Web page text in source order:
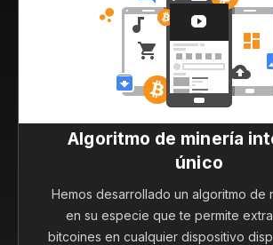
Algoritmo de minería
único
Hemos desarrollado un algoritmo de
en su especie que te permite
bitcoines en cualquier dispositivo